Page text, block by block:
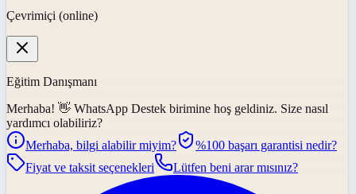
Çevrimiçi (online)
Eğitim Danışmanı
Merhaba! 👋 WhatsApp Destek birimine hoş geldiniz. Size nasıl
yardımcı olabiliriz?
Merhaba, bilgi alabilir miyim?
%100 başarı garantisi nedir?
Fiyat ve taksit seçenekleri
Lütfen beni arar mısınız?